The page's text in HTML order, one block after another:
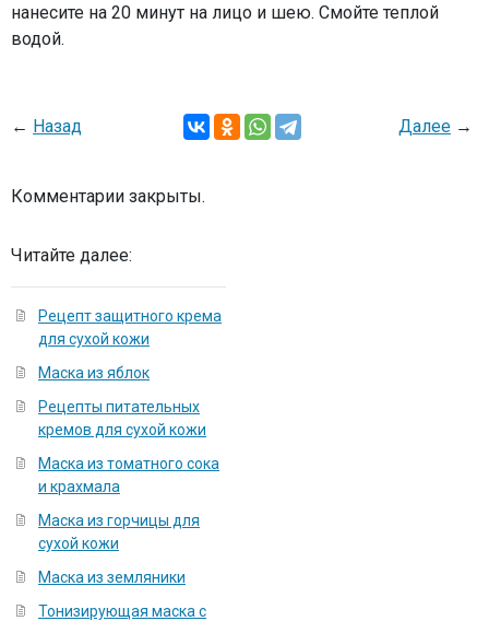
нанесите на 20 минут на лицо и шею. Смойте теплой
водой.
← Назад Далее →
Комментарии закрыты.
Читайте далее:
Рецепт защитного крема
для сухой кожи
Маска из яблок
Рецепты питательных
кремов для сухой кожи
Маска из томатного сока
и крахмала
Маска из горчицы для
сухой кожи
Маска из земляники
Тонизирующая маска с